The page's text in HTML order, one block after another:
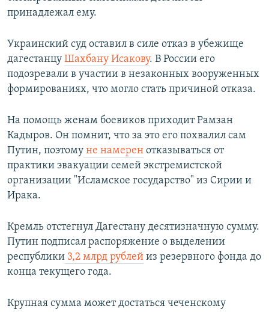
принадлежал ему.
Украинский суд оставил в силе отказ в убежище
дагестанцу Шахбану Исакову. В России его
подозревали в участии в незаконных вооруженных
формированиях, что могло стать причиной отказа.
На помощь женам боевиков приходит Рамзан
Кадыров. Он помнит, что за это его похвалил сам
Путин, поэтому не намерен отказываться от
практики эвакуации семей экстремистской
организации "Исламское государство" из Сирии и
Ирака.
Кремль отстегнул Дагестану десятизначную сумму.
Путин подписал распоряжение о выделении
республики 3,2 млрд рублей из резервного фонда до
конца текущего года.
Крупная сумма может достаться чеченскому